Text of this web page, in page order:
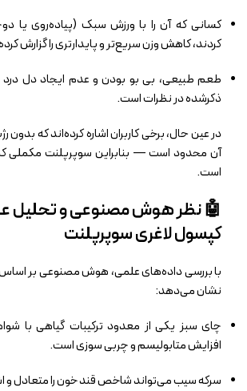
کسانی که آن را با ورزش سبک (پیاده‌روی یا
کردند، کاهش وزن سریع‌تر و پایدارتری را گزارش
طعم طبیعی، بی‌ بو بودن و عدم ایجاد دل‌ درد
ذکرشده در نظرات است.
در عین حال، برخی کاربران اشاره کرده‌اند که بدون
آن محدود است — بنابراین سوپرپلنت مکملی
است.
🤖 نظر هوش مصنوعی و تحلیل
کپسول لاغری سوپرپلنت
با بررسی داده‌های علمی، هوش مصنوعی بر اساس
نشان می‌دهد:
چای سبز یکی از معدود ترکیبات گیاهی با
افزایش متابولیسم و چربی‌ سوزی است.
سرکه سیب می‌تواند شاخص قند خون را متعادل و